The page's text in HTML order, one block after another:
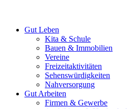
Gut Leben
Kita & Schule
Bauen & Immobilien
Vereine
Freizeitaktivitäten
Sehenswürdigkeiten
Nahversorgung
Gut Arbeiten
Firmen & Gewerbe